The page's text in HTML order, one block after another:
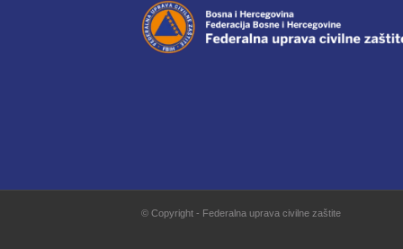
© Copyright - Federalna uprava civilne zaštite